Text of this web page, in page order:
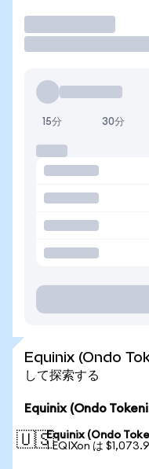
15分 30分
Equinix (Ondo
して探索する
Equinix (Ondo
🇺🇸Equinix (Ondo
1 EQIXon は